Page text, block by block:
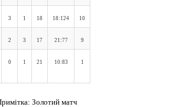
3 1 18 18:124 10
2 3 17 21:77 9
0 1 21 10:83 1
Золотий матч